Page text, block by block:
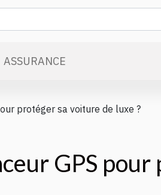
ASSURANCE
protéger sa voiture de luxe ?
GPS